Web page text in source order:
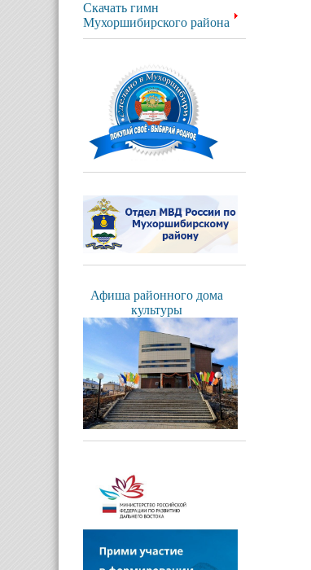
Скачать гимн
Мухоршибирского района
Афиша районного дома
культуры